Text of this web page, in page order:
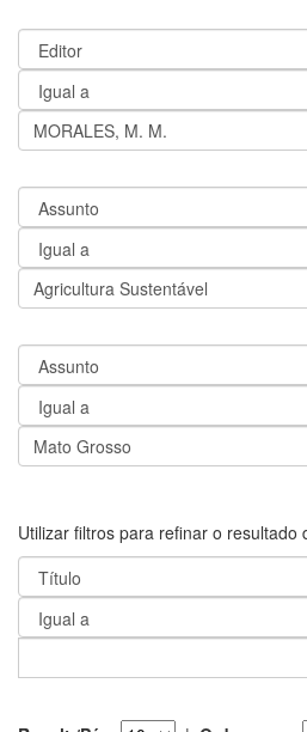
Utilizar filtros para refinar o resultado